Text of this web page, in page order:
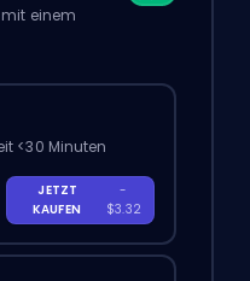
einem
<30 Minuten
JETZT
KAUFEN
-
$3.32